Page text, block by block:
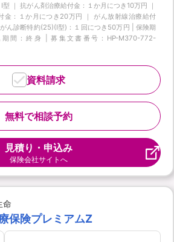
型 ｜ 抗がん剤治療給付金：１か月につき10万円 ｜
金：１か月につき20万円 ｜ がん放射線治療給付
ん診断特約(25)(Ⅰ型)：１回につき50万円 | 保険期
間：終身 | 募集文書番号：HP-M370-772-
無料で相談予約
資料請求
見積り・申込み
保険会社サイトへ
命
保険プレミアムZ